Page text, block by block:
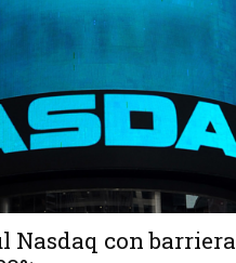
Nasdaq con barriera